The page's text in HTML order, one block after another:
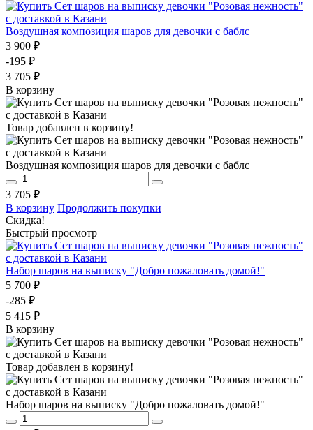
Воздушная композиция шаров для девочки с баблс
3 900 ₽
-195 ₽
3 705 ₽
В корзину
Товар добавлен в корзину!
Воздушная композиция шаров для девочки с баблс
3 705 ₽
В корзину Продолжить покупки
Скидка!
Быстрый просмотр
Набор шаров на выписку "Добро пожаловать домой!"
5 700 ₽
-285 ₽
5 415 ₽
В корзину
Товар добавлен в корзину!
Набор шаров на выписку "Добро пожаловать домой!"